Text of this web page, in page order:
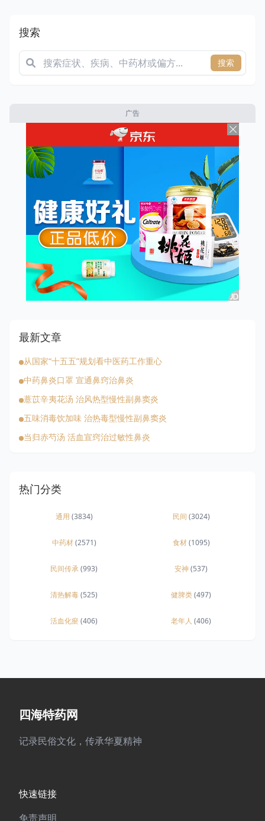
搜索
搜索
广告
最新文章
从国家“十五五”规划看中医药工作重心
中药鼻炎口罩 宣通鼻窍治鼻炎
薏苡辛夷花汤 治风热型慢性副鼻窦炎
五味消毒饮加味 治热毒型慢性副鼻窦炎
当归赤芍汤 活血宣窍治过敏性鼻炎
热门分类
通用 (3834) 民间 (3024)
中药材(2571) 食材(1095)
民间传承(993) 安神(537)
清热解毒(525) 健脾类(497)
活血化瘀(406) 老年人 (406)
四海特药网
记录民俗文化，传承华夏精神
快速链接
免责声明